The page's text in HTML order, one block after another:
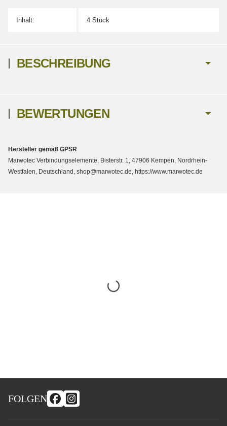
Inhalt: 4 Stück
BESCHREIBUNG
BEWERTUNGEN
Hersteller gemäß GPSR
Marwotec Verbindungselemente, Bisterstr. 1, 47906 Kempen, Nordrhein-
Westfalen, Deutschland, shop@marwotec.de, https://www.marwotec.de
FOLGEN